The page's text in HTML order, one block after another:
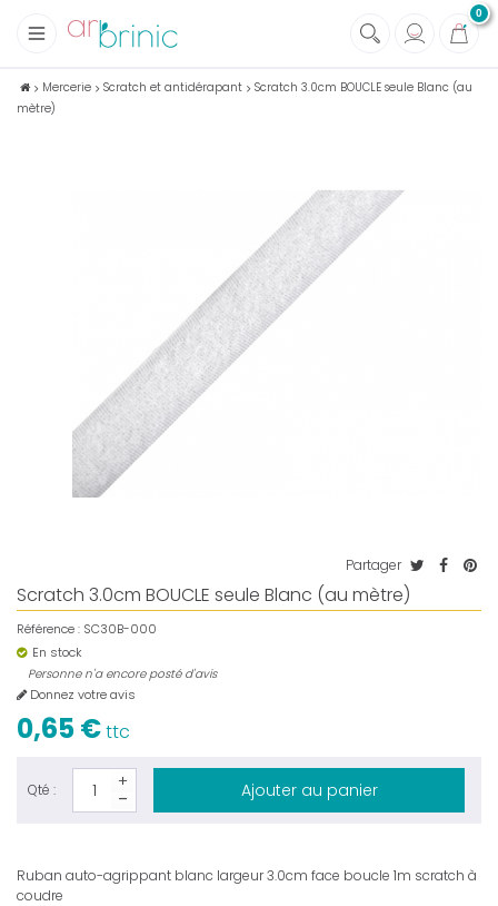
0
+
Tissus
Mercerie
Mercerie Scratch et antidérapant
Scratch 3.0cm BOUCLE seule Blanc (au
mètre)
Partager
Scratch 3.0cm BOUCLE seule Blanc (au mètre)
Référence : SC30B-000
En stock
Personne n'a encore posté d'avis
Donnez votre avis
0,65 €ttc
Qté : Ajouter au panier
Ruban auto-agrippant blanc largeur 3.0cm face boucle 1m scratch à
coudre